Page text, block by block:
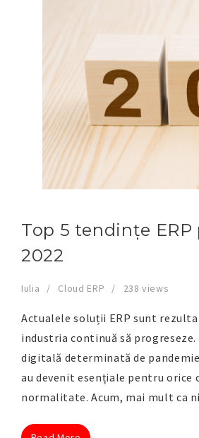
Top 5 tendințe
2022
Iulia Cloud ERP 238 views
Actualele soluții ERP sunt
industria continuă să
digitală determinată de
au devenit esențiale pentru orice
normalitate. Acum, mai mult ca